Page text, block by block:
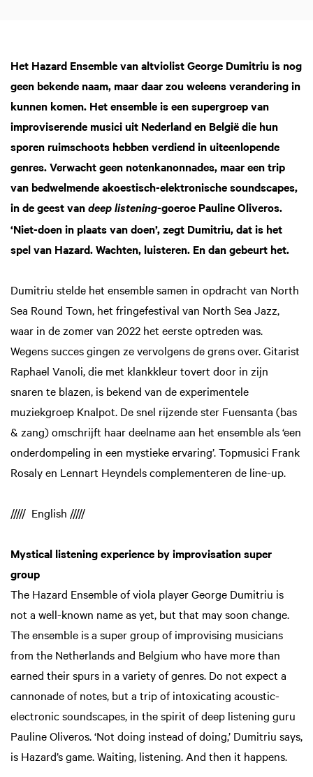
Het Hazard Ensemble van altviolist George Dumitriu is nog
geen bekende naam, maar daar zou weleens verandering in
kunnen komen. Het ensemble is een supergroep van
improviserende musici uit Nederland en België die hun
sporen ruimschoots hebben verdiend in uiteenlopende
genres. Verwacht geen notenkanonnades, maar een trip
van bedwelmende akoestisch-elektronische soundscapes,
in de geest van deep listening-goeroe Pauline Oliveros.
‘Niet-doen in plaats van doen’, zegt Dumitriu, dat is het
spel van Hazard. Wachten, luisteren. En dan gebeurt het.
Dumitriu stelde het ensemble samen in opdracht van North
Sea Round Town, het fringefestival van North Sea Jazz,
waar in de zomer van 2022 het eerste optreden was.
Wegens succes gingen ze vervolgens de grens over. Gitarist
Raphael Vanoli, die met klankkleur tovert door in zijn
snaren te blazen, is bekend van de experimentele
muziekgroep Knalpot. De snel rijzende ster Fuensanta (bas
& zang) omschrijft haar deelname aan het ensemble als ‘een
onderdompeling in een mystieke ervaring’. Topmusici Frank
Rosaly en Lennart Heyndels complementeren de line-up.
///// English /////
Mystical listening experience by improvisation super
group
The Hazard Ensemble of viola player George Dumitriu is
not a well-known name as yet, but that may soon change.
The ensemble is a super group of improvising musicians
from the Netherlands and Belgium who have more than
earned their spurs in a variety of genres. Do not expect a
cannonade of notes, but a trip of intoxicating acoustic-
electronic soundscapes, in the spirit of deep listening guru
Pauline Oliveros. ‘Not doing instead of doing,’ Dumitriu says,
is Hazard’s game. Waiting, listening. And then it happens.